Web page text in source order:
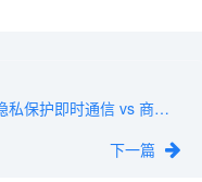
开源隐私保护即时通信 vs 商业IM：五大对比维度帮你决策
下一篇